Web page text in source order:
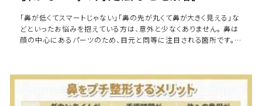
「鼻が低くてスマートじゃない」「鼻の先が丸くて鼻が大きく見える」な
どといったお悩みを抱えている方は、意外と少なくありません。 鼻は
顔の中心にあるパーツのため、目元と同等に注目される箇所です。